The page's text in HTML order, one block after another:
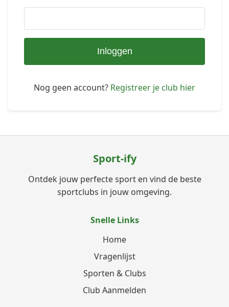
Inloggen
Nog geen account? Registreer je club hier
Sport-ify
Ontdek jouw perfecte sport en vind de beste
sportclubs in jouw omgeving.
Snelle Links
Home
Vragenlijst
Sporten & Clubs
Club Aanmelden